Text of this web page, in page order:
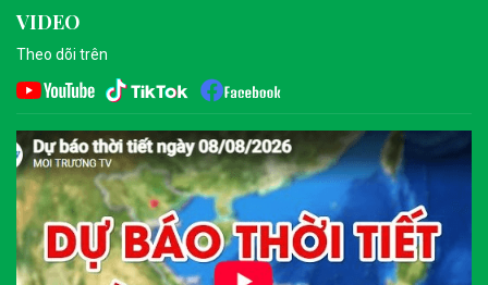
VIDEO
Theo dõi trên